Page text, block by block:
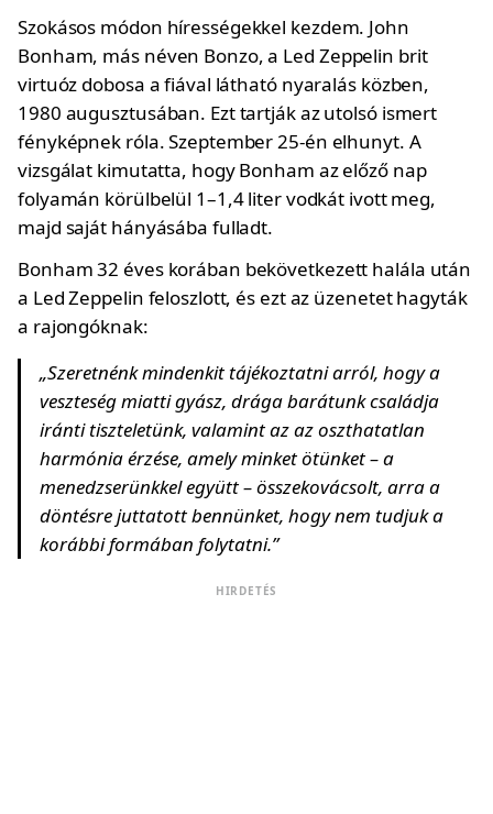
Szokásos módon hírességekkel kezdem. John
Bonham, más néven Bonzo, a Led Zeppelin brit
virtuóz dobosa a fiával látható nyaralás közben,
1980 augusztusában. Ezt tartják az utolsó ismert
fényképnek róla. Szeptember 25-én elhunyt. A
vizsgálat kimutatta, hogy Bonham az előző nap
folyamán körülbelül 1–1,4 liter vodkát ivott meg,
majd saját hányásába fulladt.
Bonham 32 éves korában bekövetkezett halála után
a Led Zeppelin feloszlott, és ezt az üzenetet hagyták
a rajongóknak:
„Szeretnénk mindenkit tájékoztatni arról, hogy a
veszteség miatti gyász, drága barátunk családja
iránti tiszteletünk, valamint az az oszthatatlan
harmónia érzése, amely minket ötünket – a
menedzserünkkel együtt – összekovácsolt, arra a
döntésre juttatott bennünket, hogy nem tudjuk a
korábbi formában folytatni.”
HIRDETÉS